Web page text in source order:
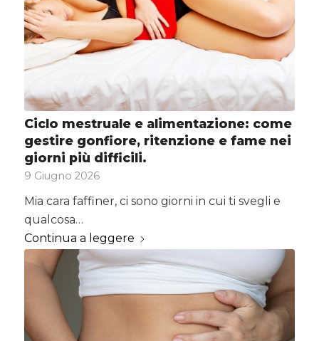
Ciclo mestruale e alimentazione: come
gestire gonfiore, ritenzione e fame nei
giorni più difficili.
9 Giugno 2026
Mia cara faffiner, ci sono giorni in cui ti svegli e
qualcosa…
Continua a leggere